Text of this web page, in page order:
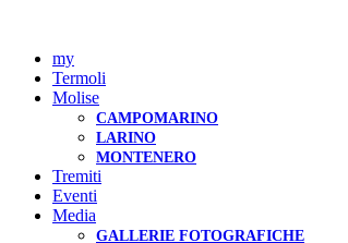
my
Termoli
Molise
CAMPOMARINO
LARINO
MONTENERO
Tremiti
Eventi
Media
GALLERIE FOTOGRAFICHE